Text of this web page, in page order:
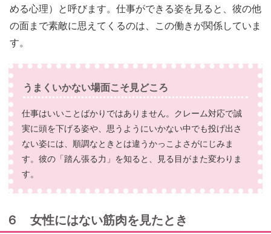
める心理）と呼びます。仕事ができる姿を見ると、彼の他
の面まで素敵に思えてくるのは、この働きが関係していま
す。
うまくいかない場面こそ見どころ
仕事はいいことばかりではありません。クレーム対応で誠
実に頭を下げる姿や、思うようにいかない中でも投げ出さ
ない姿には、順調なときとは違うかっこよさがにじみま
す。彼の「踏ん張る力」を知ると、見る目がまた変わりま
す。
６ 女性にはない筋肉を見たとき